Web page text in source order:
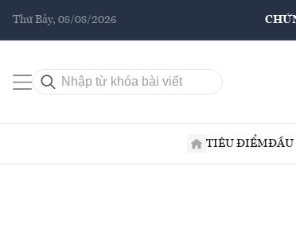
Thứ Bảy, 08/08/2026
TIÊU ĐIỂMĐẦU